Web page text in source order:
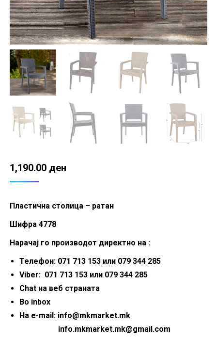
1,190.00 ден
Пластична столица – ратан
Шифра 4778
Нарачај го производот директно на :
Телефон: 071 713 153 или 079 344 285
Viber: 071 713 153 или 079 344 285
Chat на веб страната
Во inbox
На e-mail: info@mkmarket.mk
info.mkmarket.mk@gmail.com